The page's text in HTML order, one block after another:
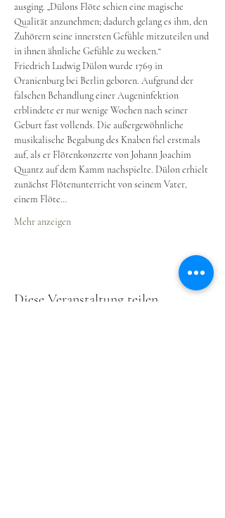
ausging. „Dülons Flöte schien eine magische
Qualität anzunehmen; dadurch gelang es ihm, den
Zuhörern seine innersten Gefühle mitzuteilen und
in ihnen ähnliche Gefühle zu wecken.“
Friedrich Ludwig Dülon wurde 1769 in
Oranienburg bei Berlin geboren. Aufgrund der
falschen Behandlung einer Augeninfektion
erblindete er nur wenige Wochen nach seiner
Geburt fast vollends. Die außergewöhnliche
musikalische Begabung des Knaben fiel erstmals
auf, als er Flötenkonzerte von Johann Joachim
Quantz auf dem Kamm nachspielte. Dülon erhielt
zunächst Flötenunterricht von seinem Vater,
einem Flöte…
Mehr anzeigen
Diese Veranstaltung teilen